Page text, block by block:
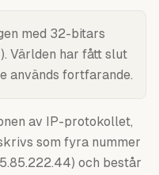
med 32-bitars
Världen har fått slut
används fortfarande.
av IP-protokollet,
som fyra nummer
och består